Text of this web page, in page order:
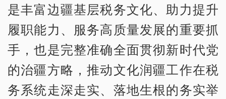
是丰富边疆基层税务文化、助力提升
履职能力、服务高质量发展的重要抓
手，也是完整准确全面贯彻新时代党
的治疆方略，推动文化润疆工作在税
务系统走深走实、落地生根的务实举